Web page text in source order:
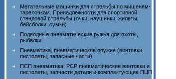
Метательные машинки для стрельбы по мишеням-
тарелочкам. Принадлежности для спортивной
стендовой стрельбы (очки, наушники, жилеты,
бейсболки, сумки)
Подводные пневматические ружья для охоты,
рыбалки
Пневматика, пневматическое оружие (винтовки,
пистолеты, запасные части)
ПСП пневматика, PCP пневматические винтовки и
пистолеты, запчасти детали и комплектующие ПЦП